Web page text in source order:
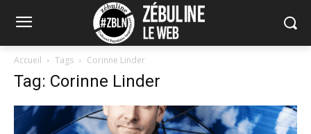
Accueil Tags Corinne Linder
Tag: Corinne Linder